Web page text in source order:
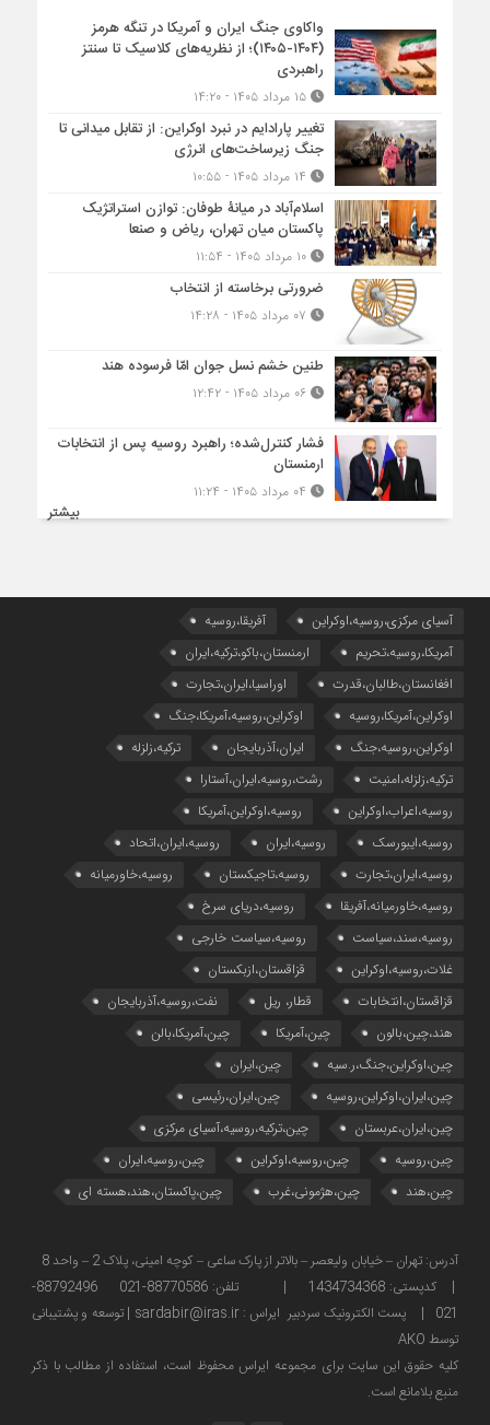
واکاوی جنگ ایران و آمریکا در تنگه هرمز
(۱۴۰۴-۱۴۰۵)؛ از نظریه‌های کلاسیک تا سنتز
راهبردی
۱۵ مرداد ۱۴۰۵ - ۱۴:۲۰
تغییر پارادایم در نبرد اوکراین: از تقابل میدانی تا
جنگ زیرساخت‌های انرژی
اسلام‌آباد در میانۀ طوفان: توازن استراتژیک
پاکستان میان تهران، ریاض و صنعا
۱۰ مرداد ۱۴۰۵ - ۱۱:۵۴
ضرورتی برخاسته از انتخاب
طنین خشم نسل جوان امّا فرسوده هند
۰۶ مرداد ۱۴۰۵ - ۱۲:۴۲
فشار کنترل‌شده؛ راهبرد روسیه پس از انتخابات
ارمنستان
بیشتر
آسیای مرکزی،روسیه،اوکراین
آفریقا،روسیه
آمریکا،روسیه،تحریم
ارمنستان،باکو،ترکیه،ایران
افغانستان،طالبان،قدرت
اوراسیا،ایران،تجارت
اوکراین،آمریکا،روسیه
اوکراین،روسیه،آمریکا،جنگ
اوکراین،روسیه،جنگ
ایران،آذربایجان
ترکیه،زلزله
ترکیه،زلزله،امنیت
رشت،روسیه،ایران،آستارا
روسیه،اعراب،اوکراین
روسیه،اوکراین،آمریکا
روسیه،ایبورسک
روسیه،ایران
روسیه،ایران،اتحاد
روسیه،ایران،تجارت
روسیه،تاجیکستان
روسیه،خاورمیانه
روسیه،خاورمیانه،آفریقا
روسیه،دریای سرخ
روسیه،سند،سیاست
روسیه،سیاست خارجی
غلات،روسیه،اوکراین
قزاقستان،ازبکستان
قزاقستان،انتخابات
قطار، ریل
نفت،روسیه،آذربایجان
هند،چین،بالون
چین،آمریکا
چین،آمریکا،بالن
چین،اوکراین،جنگ،ر.سیه
چین،ایران
چین،ایران،اوکراین،روسیه
چین،ایران،رئیسی
چین،ایران،عربستان
چین،ترکیه،روسیه،آسیای مرکزی
چین،روسیه
چین،روسیه،اوکراین
چین،روسیه،ایران
چین،هند
چین،هژمونی،غرب چین،پاکستان،هند،هسته ای
| کدپستی: 1434734368 | تلفن: 88770586-021 88792496-
021 | پست الکترونیک سردبیر ایراس : sardabir@iras.ir |
توسعه و پشتیبانی
توسط AKO
كليه حقوق این سایت برای مجموعه ایراس محفوظ است، استفاده از مطالب با ذكر
منبع بلامانع است.